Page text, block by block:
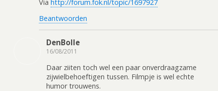
Via http://forum.fok.nl/topic/1697927
Beantwoorden
DenBolle
16/08/2011
Daar ziiten toch wel een paar onverdraagzame
zijwielbehoeftigen tussen. Filmpje is wel echte
humor trouwens.